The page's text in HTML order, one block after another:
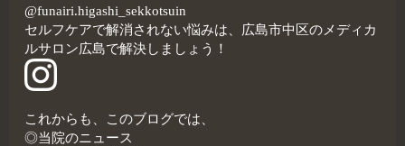
@funairi.higashi_sekkotsuin
セルフケアで解消されない悩みは、広島市中区のメディカ
ルサロン広島で解決しましょう！
これからも、このブログでは、
◎当院のニュース